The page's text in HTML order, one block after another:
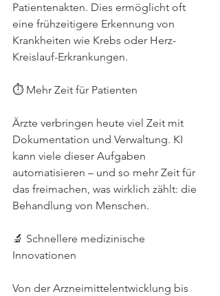
Patientenakten. Dies ermöglicht oft
eine frühzeitigere Erkennung von
Krankheiten wie Krebs oder Herz-
Kreislauf-Erkrankungen.
⏱ Mehr Zeit für Patienten
Ärzte verbringen heute viel Zeit mit
Dokumentation und Verwaltung. KI
kann viele dieser Aufgaben
automatisieren – und so mehr Zeit für
das freimachen, was wirklich zählt: die
Behandlung von Menschen.
🔬 Schnellere medizinische
Innovationen
Von der Arzneimittelentwicklung bis